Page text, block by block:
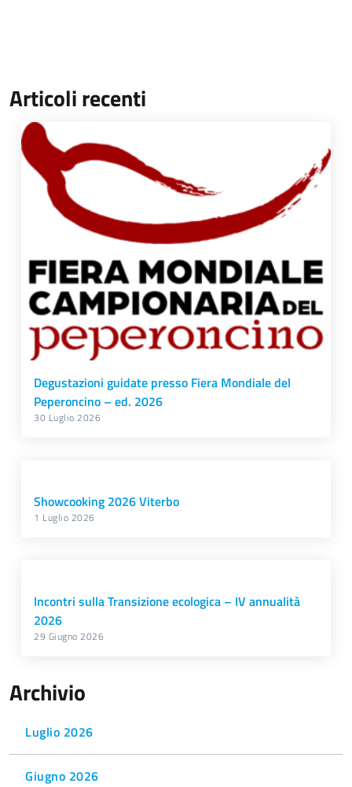
Articoli recenti
Degustazioni guidate presso Fiera Mondiale del
Peperoncino – ed. 2026
30 Luglio 2026
Showcooking 2026 Viterbo
1 Luglio 2026
Incontri sulla Transizione ecologica – IV annualità
2026
29 Giugno 2026
Archivio
Luglio 2026
Giugno 2026